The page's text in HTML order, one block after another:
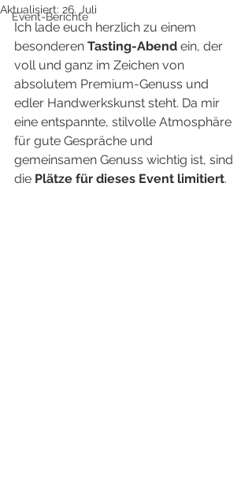
Event-Berichte
Aktualisiert: 26. Juli
Ich lade euch herzlich zu einem
besonderen Tasting-Abend ein, der
voll und ganz im Zeichen von
absolutem Premium-Genuss und
edler Handwerkskunst steht. Da mir
eine entspannte, stilvolle Atmosphäre
für gute Gespräche und
gemeinsamen Genuss wichtig ist, sind
die Plätze für dieses Event limitiert.